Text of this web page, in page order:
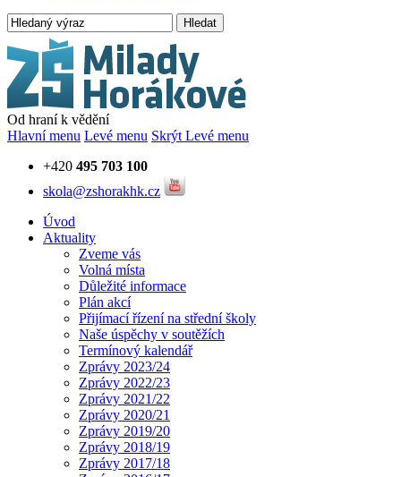
Hledat
Od hraní k vědění
Hlavní menu Levé menu Skrýt Levé menu
+420 495 703 100
skola@zshorakhk.cz
Úvod
Aktuality
Zveme vás
Volná místa
Důležité informace
Plán akcí
Přijímací řízení na střední školy
Naše úspěchy v soutěžích
Termínový kalendář
Zprávy 2023/24
Zprávy 2022/23
Zprávy 2021/22
Zprávy 2020/21
Zprávy 2019/20
Zprávy 2018/19
Zprávy 2017/18